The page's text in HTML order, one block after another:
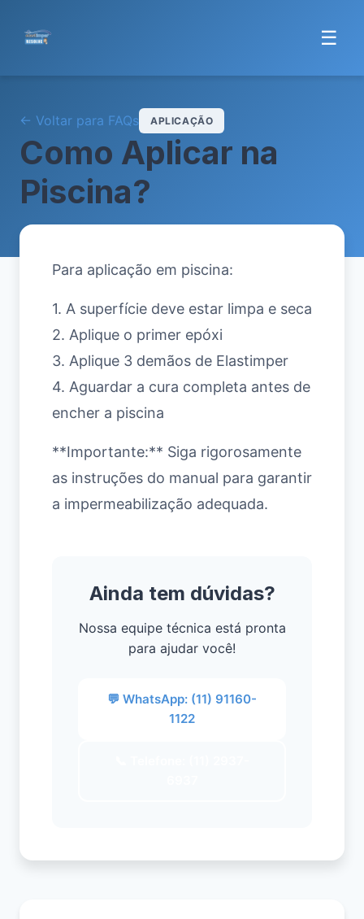
☰
← Voltar para FAQs APLICAÇÃO
Como Aplicar na
Piscina?
Para aplicação em piscina:
1. A superfície deve estar limpa e seca
2. Aplique o primer epóxi
3. Aplique 3 demãos de Elastimper
4. Aguardar a cura completa antes de
encher a piscina
**Importante:** Siga rigorosamente
as instruções do manual para garantir
a impermeabilização adequada.
Ainda tem dúvidas?
Nossa equipe técnica está pronta
para ajudar você!
💬 WhatsApp: (11) 91160-
1122